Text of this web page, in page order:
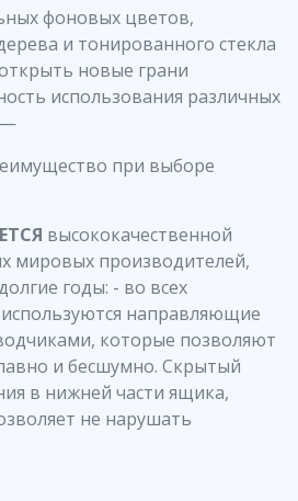
фоновых цветов,
и тонированного стекла
новые грани
использования различных
—
при выборе
высококачественной
мировых производителей,
годы: - во всех
направляющие
которые позволяют
и бесшумно. Скрытый
в нижней части ящика,
не нарушать